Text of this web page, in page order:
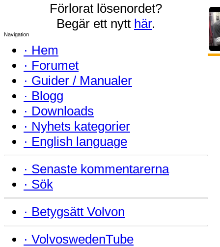
Förlorat lösenordet?
Begär ett nytt här.
Navigation
· Hem
· Forumet
· Guider / Manualer
· Blogg
· Downloads
· Nyhets kategorier
· English language
· Senaste kommentarerna
· Sök
· Betygsätt Volvon
· VolvoswedenTube